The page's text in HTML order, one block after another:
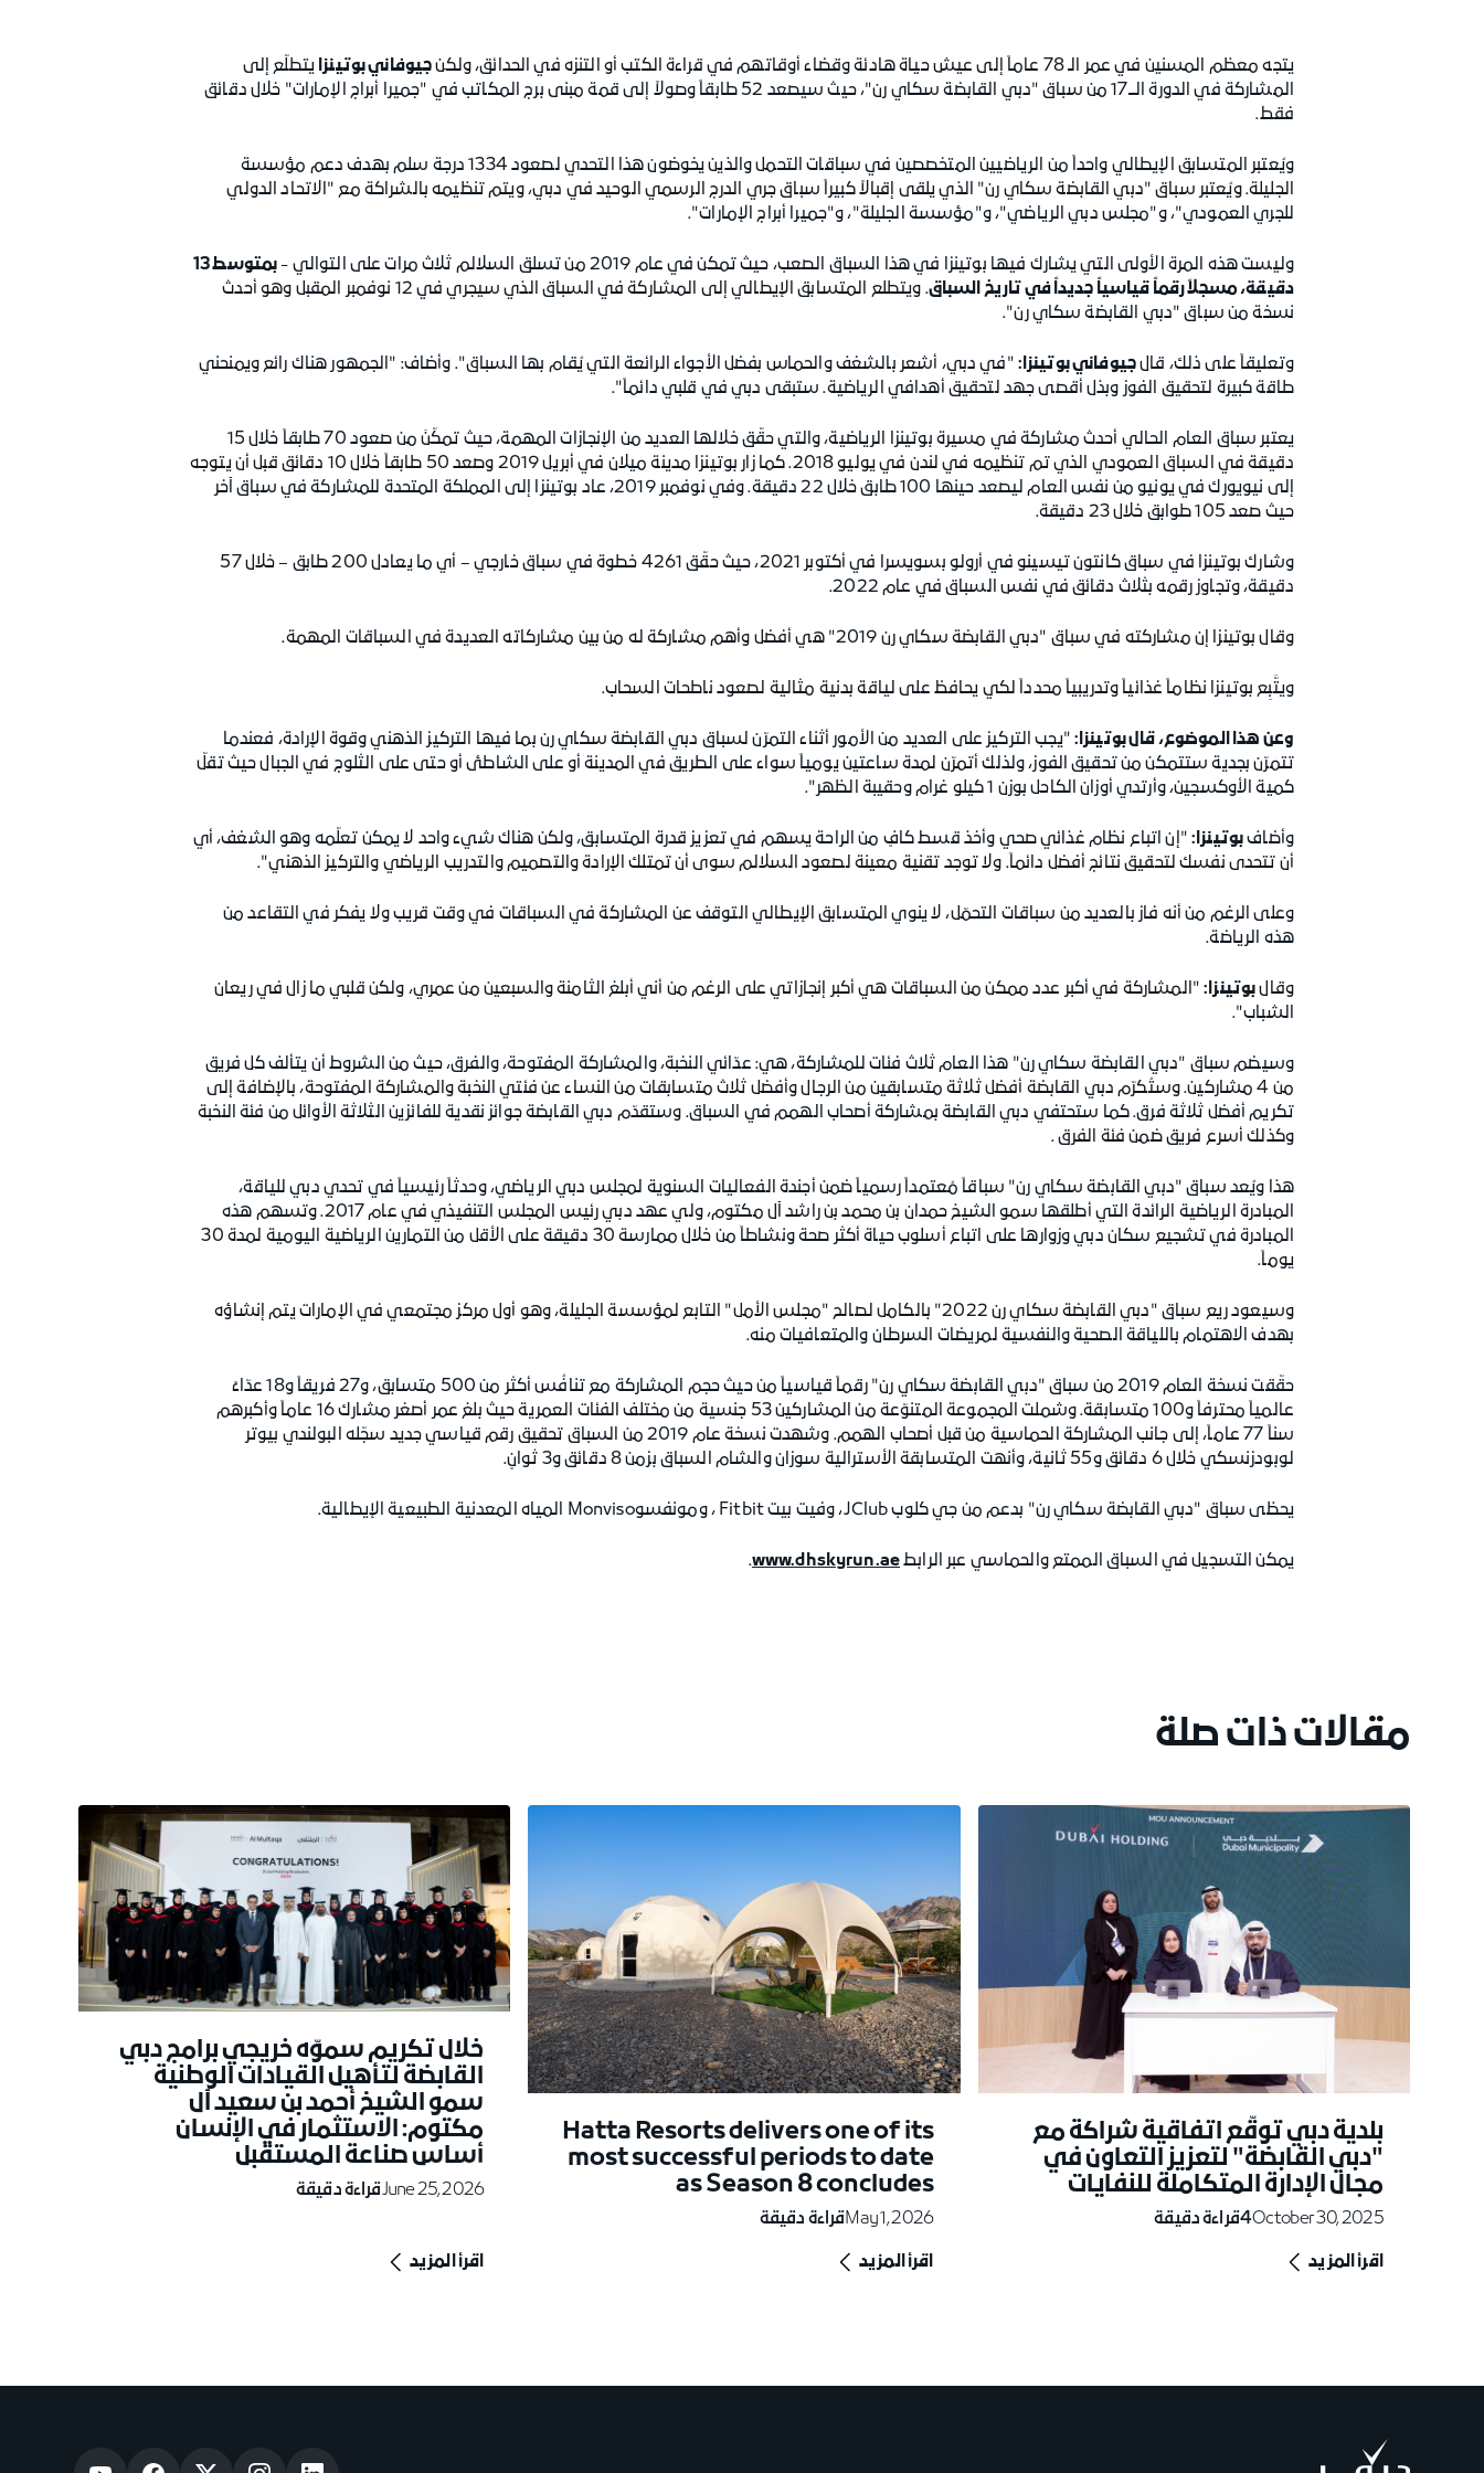
يتجه معظم المسنين في عمر الـ 78 عاماً إلى عيش حياة هادئة وقضاء أوقاتهم في قراءة الكتب أو التنزه في الحدائق، ولكن جيوفاني بوتينزا يتطلّع إلى
المشاركة في الدورة الـــ17 من سباق "دبي القابضة سكاي رن"، حيث سيصعد 52 طابقاً وصولاً إلى قمة مبنى برج المكاتب في "جميرا أبراج الإمارات" خلال دقائق
فقط.
ويُعتبر المتسابق الإيطالي واحداً من الرياضيين المتخصصين في سباقات التحمل والذين يخوضون هذا التحدي لصعود 1334 درجة سلم بهدف دعم مؤسسة
الجليلة. ويُعتبر سباق "دبي القابضة سكاي رن" الذي يلقى إقبالاً كبيراً سباق جري الدرج الرسمي الوحيد في دبي، ويتم تنظيمه بالشراكة مع "الاتحاد الدولي
للجري العمودي"، و"مجلس دبي الرياضي"، و"مؤسسة الجليلة"، و"جميرا أبراج الإمارات".
وليست هذه المرة الأولى التي يشارك فيها بوتينزا في هذا السباق الصعب، حيث تمكن في عام 2019 من تسلق السلالم ثلاث مرات على التوالي -
بمتوسط 13
دقيقة، مسجلاً رقماً قياسياً جديداً في تاريخ السباق
. ويتطلع المتسابق الإيطالي إلى المشاركة في السباق الذي سيجري في 12 نوفمبر المقبل وهو أحدث
نسخة من سباق "دبي القابضة سكاي رن".
وتعليقاً على ذلك، قالجيوفاني بوتينزا: "في دبي، أشعر بالشغف والحماس بفضل الأجواء الرائعة التي يُقام بها السباق". وأضاف: "الجمهور هناك رائع ويمنحني
طاقة كبيرة لتحقيق الفوز وبذل أقصى جهد لتحقيق أهدافي الرياضية. ستبقى دبي في قلبي دائماً".
يعتبر سباق العام الحالي أحدث مشاركة في مسيرة بوتينزا الرياضية، والتي حقّق خلالها العديد من الإنجازات المهمة، حيث تمكّنَ من صعود 70 طابقاً خلال 15
دقيقة في السباق العمودي الذي تم تنظيمه في لندن في يوليو 2018. كما زار بوتينزا مدينة ميلان في أبريل 2019 وصعد 50 طابقاً خلال 10 دقائق قبل أن يتوجه
إلى نيويورك في يونيو من نفس العام ليصعد حينها 100 طابق خلال 22 دقيقة. وفي نوفمبر 2019، عاد بوتينزا إلى المملكة المتحدة للمشاركة في سباق آخر
حيث صعد 105 طوابق خلال 23 دقيقة.
وشارك بوتينزا في سباق كانتون تيسينو في أرولو بسويسرا في أكتوبر 2021، حيث حقّق 4261 خطوة في سباق خارجي – أي ما يعادل 200 طابق – خلال 57
دقيقة، وتجاوز رقمه بثلاث دقائق في نفس السباق في عام 2022.
وقال بوتينزا إن مشاركته في سباق "دبي القابضة سكاي رن 2019" هي أفضل وأهم مشاركة له من بين مشاركاته العديدة في السباقات المهمة.
ويتَّبِع بوتينزا نظاماً غذائياً وتدريبياً محدداً لكي يحافظ على لياقة بدنية مثالية لصعود ناطحات السحاب.
وعن هذا الموضوع، قال بوتينزا: "يجب التركيز على العديد من الأمور أثناء التمرّن لسباق دبي القابضة سكاي رن بما فيها التركيز الذهني وقوة الإرادة، فعندما
تتمرّن بجدية ستتمكن من تحقيق الفوز، ولذلك أتمرّن لمدة ساعتين يومياً سواء على الطريق في المدينة أو على الشاطئ أو حتى على الثلوج في الجبال حيث تقلّ
كمية الأوكسجين، وأرتدي أوزان الكاحل بوزن 1 كيلو غرام وحقيبة الظهر".
وأضافبوتينزا:"إن اتباع نظام غذائي صحي وأخذ قسط كافٍ من الراحة يسهم في تعزيز قدرة المتسابق، ولكن هناك شيء واحد لا يمكن تعلّمه وهو الشغف، أي
أن تتحدى نفسك لتحقيق نتائج أفضل دائماً. ولا توجد تقنية معينة لصعود السلالم سوى أن تمتلك الإرادة والتصميم والتدريب الرياضي والتركيز الذهني".
وعلى الرغم من أنه فاز بالعديد من سباقات التحمّل، لا ينوي المتسابق الإيطالي التوقف عن المشاركة في السباقات في وقت قريب ولا يفكر في التقاعد من
هذه الرياضة.
وقالبوتينزا:"المشاركة في أكبر عدد ممكن من السباقات هي أكبر إنجازاتي على الرغم من أني أبلغ الثامنة والسبعين من عمري، ولكن قلبي ما زال في ريعان
الشباب".
وسيضم سباق "دبي القابضة سكاي رن" هذا العام ثلاث فئات للمشاركة، هي: عدّائي النخبة، والمشاركة المفتوحة، والفرق، حيث من الشروط أن يتألف كل فريق
من 4 مشاركين. وستُكرّم دبي القابضة أفضل ثلاثة متسابقين من الرجال وأفضل ثلاث متسابقات من النساء عن فئتي النخبة والمشاركة المفتوحة، بالإضافة إلى
تكريم أفضل ثلاثة فرق. كما ستحتفي دبي القابضة بمشاركة أصحاب الهمم في السباق. وستقدّم دبي القابضة جوائز نقدية للفائزين الثلاثة الأوائل من فئة النخبة
وكذلك أسرع فريق ضمن فئة الفرق .
هذا ويُعد سباق "دبي القابضة سكاي رن" سباقاً مُعتمداً رسمياً ضمن أجندة الفعاليات السنوية لمجلس دبي الرياضي، وحدثاً رئيسياً في تحدي دبي للياقة،
المبادرة الرياضية الرائدة التي أطلقها سمو الشيخ حمدان بن محمد بن راشد آل مكتوم، ولي عهد دبي رئيس المجلس التنفيذي في عام 2017. وتسهم هذه
المبادرة في تشجيع سكان دبي وزوارها على اتباع أسلوب حياة أكثر صحة ونشاطاً من خلال ممارسة 30 دقيقة على الأقل من التمارين الرياضية اليومية لمدة 30
يوماً.
وسيعود ريع سباق "دبي القابضة سكاي رن 2022" بالكامل لصالح "مجلس الأمل" التابع لمؤسسة الجليلة، وهو أول مركز مجتمعي في الإمارات يتم إنشاؤه
بهدف الاهتمام باللياقة الصحية والنفسية لمريضات السرطان والمتعافيات منه.
حقّقت نسخة العام 2019 من سباق "دبي القابضة سكاي رن" رقماً قياسياً من حيث حجم المشاركة مع تنافُس أكثر من 500 متسابق، و27 فريقاً و18 عدّاءً
عالمياً محترفاً و100 متسابقة. وشملت المجموعة المتنوّعة من المشاركين 53 جنسية من مختلف الفئات العمرية حيث بلغ عمر أصغر مشارك 16 عاماً وأكبرهم
سناً 77 عاماً، إلى جانب المشاركة الحماسية من قبل أصحاب الهمم. وشهدت نسخة عام 2019 من السباق تحقيق رقم قياسي جديد سجّله البولندي بيوتر
لوبودزنسكي خلال 6 دقائق و55 ثانية، وأنهت المتسابقة الأسترالية سوزان والشام السباق بزمن 8 دقائق و3 ثوانٍ.
يحظى سباق "دبي القابضة سكاي رن" بدعم من جي كلوب JClub، وفيت بيت Fitbit ، ومونفسوMonviso المياه المعدنية الطبيعية الإيطالية.
يمكن التسجيل في السباق الممتع والحماسي عبر الرابطwww.dhskyrun.ae
.
مقالات ذات صلة
بلدية دبي توقّع اتفاقية شراكة مع
"دبي القابضة" لتعزيز التعاون في
مجال الإدارة المتكاملة للنفايات
October 30, 2025
4قراءة دقيقة
اقرأ المزيد
Hatta Resorts delivers one of its
most successful periods to date
as Season 8 concludes
May 1, 2026قراءة دقيقة
اقرأ المزيد
خلال تكريم سموّه خريجي برامج دبي
القابضة لتأهيل القيادات الوطنية
سمو الشيخ أحمد بن سعيد آل
مكتوم: الاستثمار في الإنسان
أساس صناعة المستقبل
June 25, 2026قراءة دقيقة
اقرأ المزيد